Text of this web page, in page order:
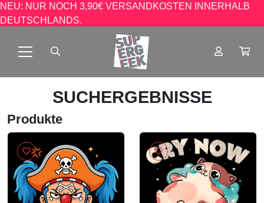
NEU: NUR NOCH 3,90€ VERSANDKOSTEN INNERHALB
DEUTSCHLANDS.
SUCHERGEBNISSE
Produkte